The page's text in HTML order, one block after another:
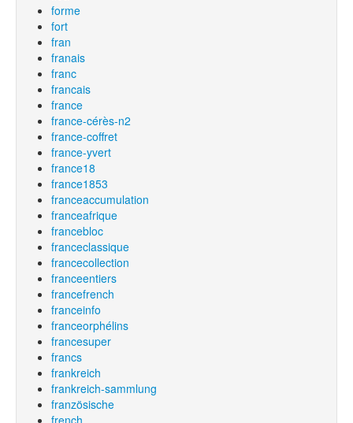
forme
fort
fran
franais
franc
francais
france
france-cérès-n2
france-coffret
france-yvert
france18
france1853
franceaccumulation
franceafrique
francebloc
franceclassique
francecollection
franceentiers
francefrench
franceinfo
franceorphélins
francesuper
francs
frankreich
frankreich-sammlung
französische